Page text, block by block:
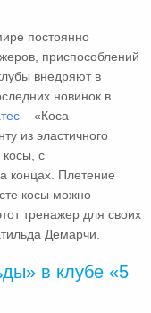
постоянно
приспособлений
внедряют в
новинок в
– «Коса
из эластичного
косы, с
концах. Плетение
косы можно
тренажер для своих
Демарчи.
в клубе «5